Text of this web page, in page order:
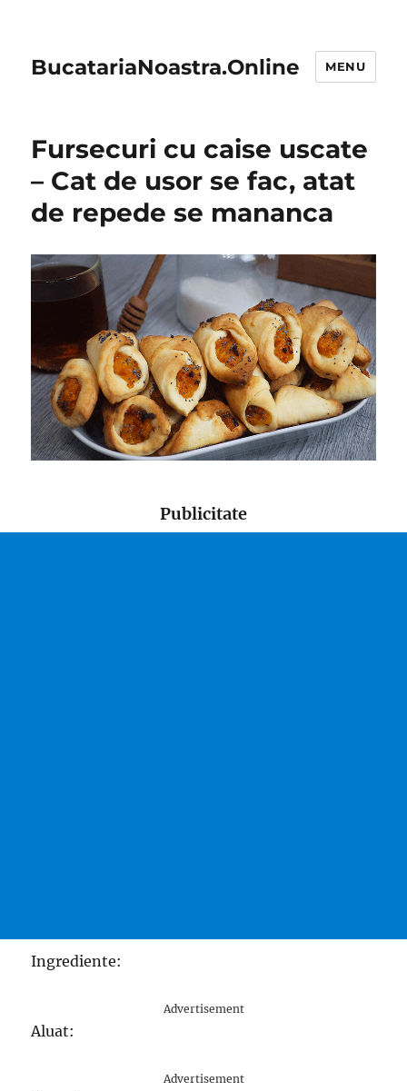
BucatariaNoastra.Online MENU
Fursecuri cu caise uscate
– Cat de usor se fac, atat
de repede se mananca
Publicitate
Ingrediente:
Advertisement
Aluat:
Advertisement